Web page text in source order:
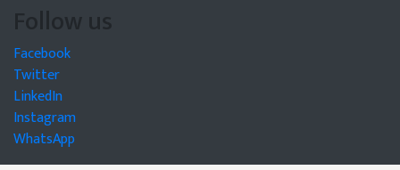
Follow us
Facebook
Twitter
LinkedIn
Instagram
WhatsApp